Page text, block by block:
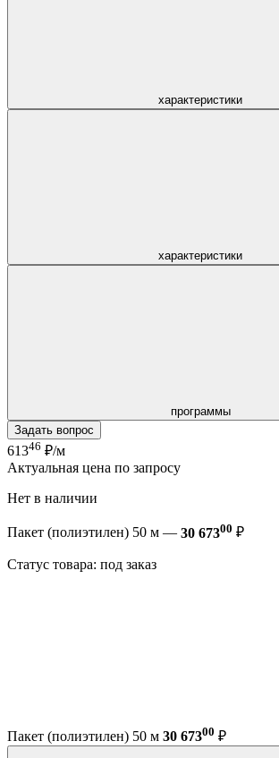
характеристики
характеристики
программы
Задать вопрос
61346 ₽/м
Актуальная цена по запросу
Нет в наличии
Пакет (полиэтилен) 50 м — 30 67300 ₽
Статус товара: под заказ
Пакет (полиэтилен) 50 м 30 67300 ₽